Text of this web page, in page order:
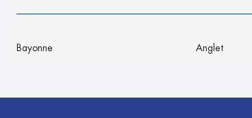
Bayonne Anglet